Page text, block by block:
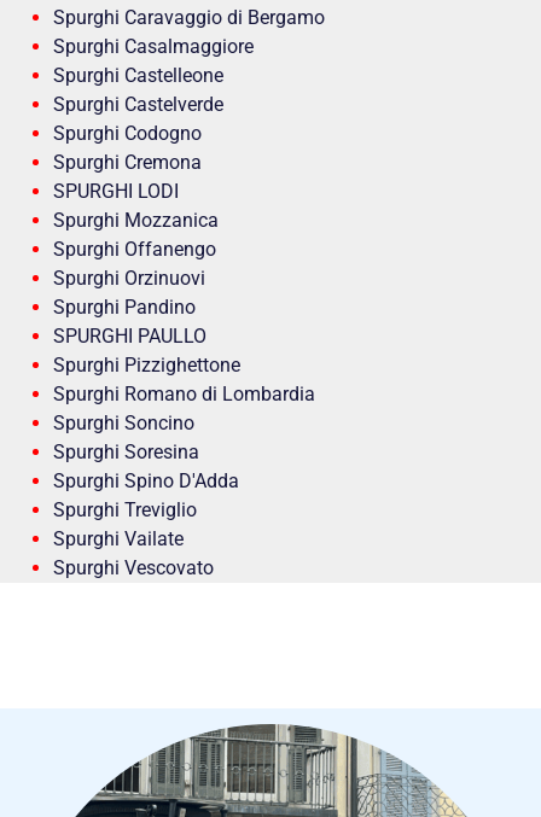
Spurghi Caravaggio di Bergamo
Spurghi Casalmaggiore
Spurghi Castelleone
Spurghi Castelverde
Spurghi Codogno
Spurghi Cremona
SPURGHI LODI
Spurghi Mozzanica
Spurghi Offanengo
Spurghi Orzinuovi
Spurghi Pandino
SPURGHI PAULLO
Spurghi Pizzighettone
Spurghi Romano di Lombardia
Spurghi Soncino
Spurghi Soresina
Spurghi Spino D'Adda
Spurghi Treviglio
Spurghi Vailate
Spurghi Vescovato